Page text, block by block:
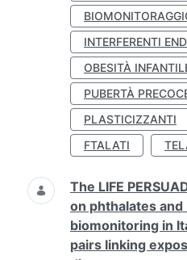
INTERFERENTI
OBESITÀ
PUBERTÀ
PLASTICIZZANTI
FTALATI
The LIFE
on phthalates
biomonitoring in
pairs linking